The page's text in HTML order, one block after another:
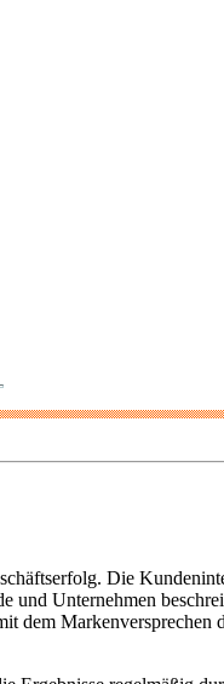
Die
Unternehmen
Markenversprechen